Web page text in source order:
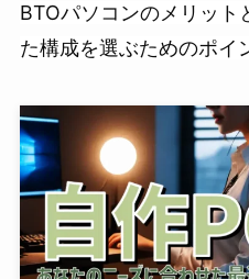
BTOパソコンのメリット
た構成を選ぶためのポイ